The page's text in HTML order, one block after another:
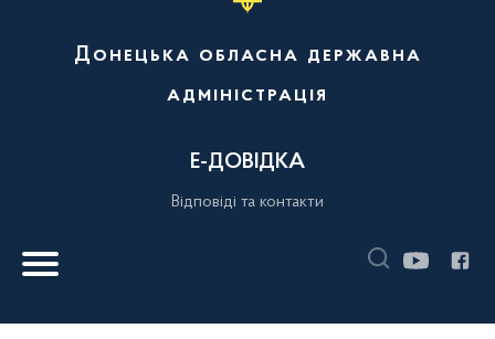
Донецька обласна державна
адміністрація
Е-ДОВІДКА
Відповіді та контакти